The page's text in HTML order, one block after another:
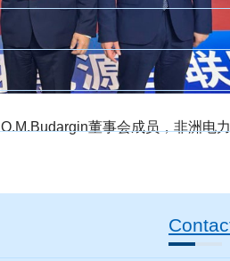
董事会成员，非洲电